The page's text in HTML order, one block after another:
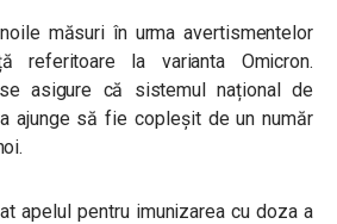
măsuri în urma avertismentelor
referitoare la varianta Omicron.
asigure că sistemul național de
ajunge să fie copleșit de un număr
apelul pentru imunizarea cu doza a